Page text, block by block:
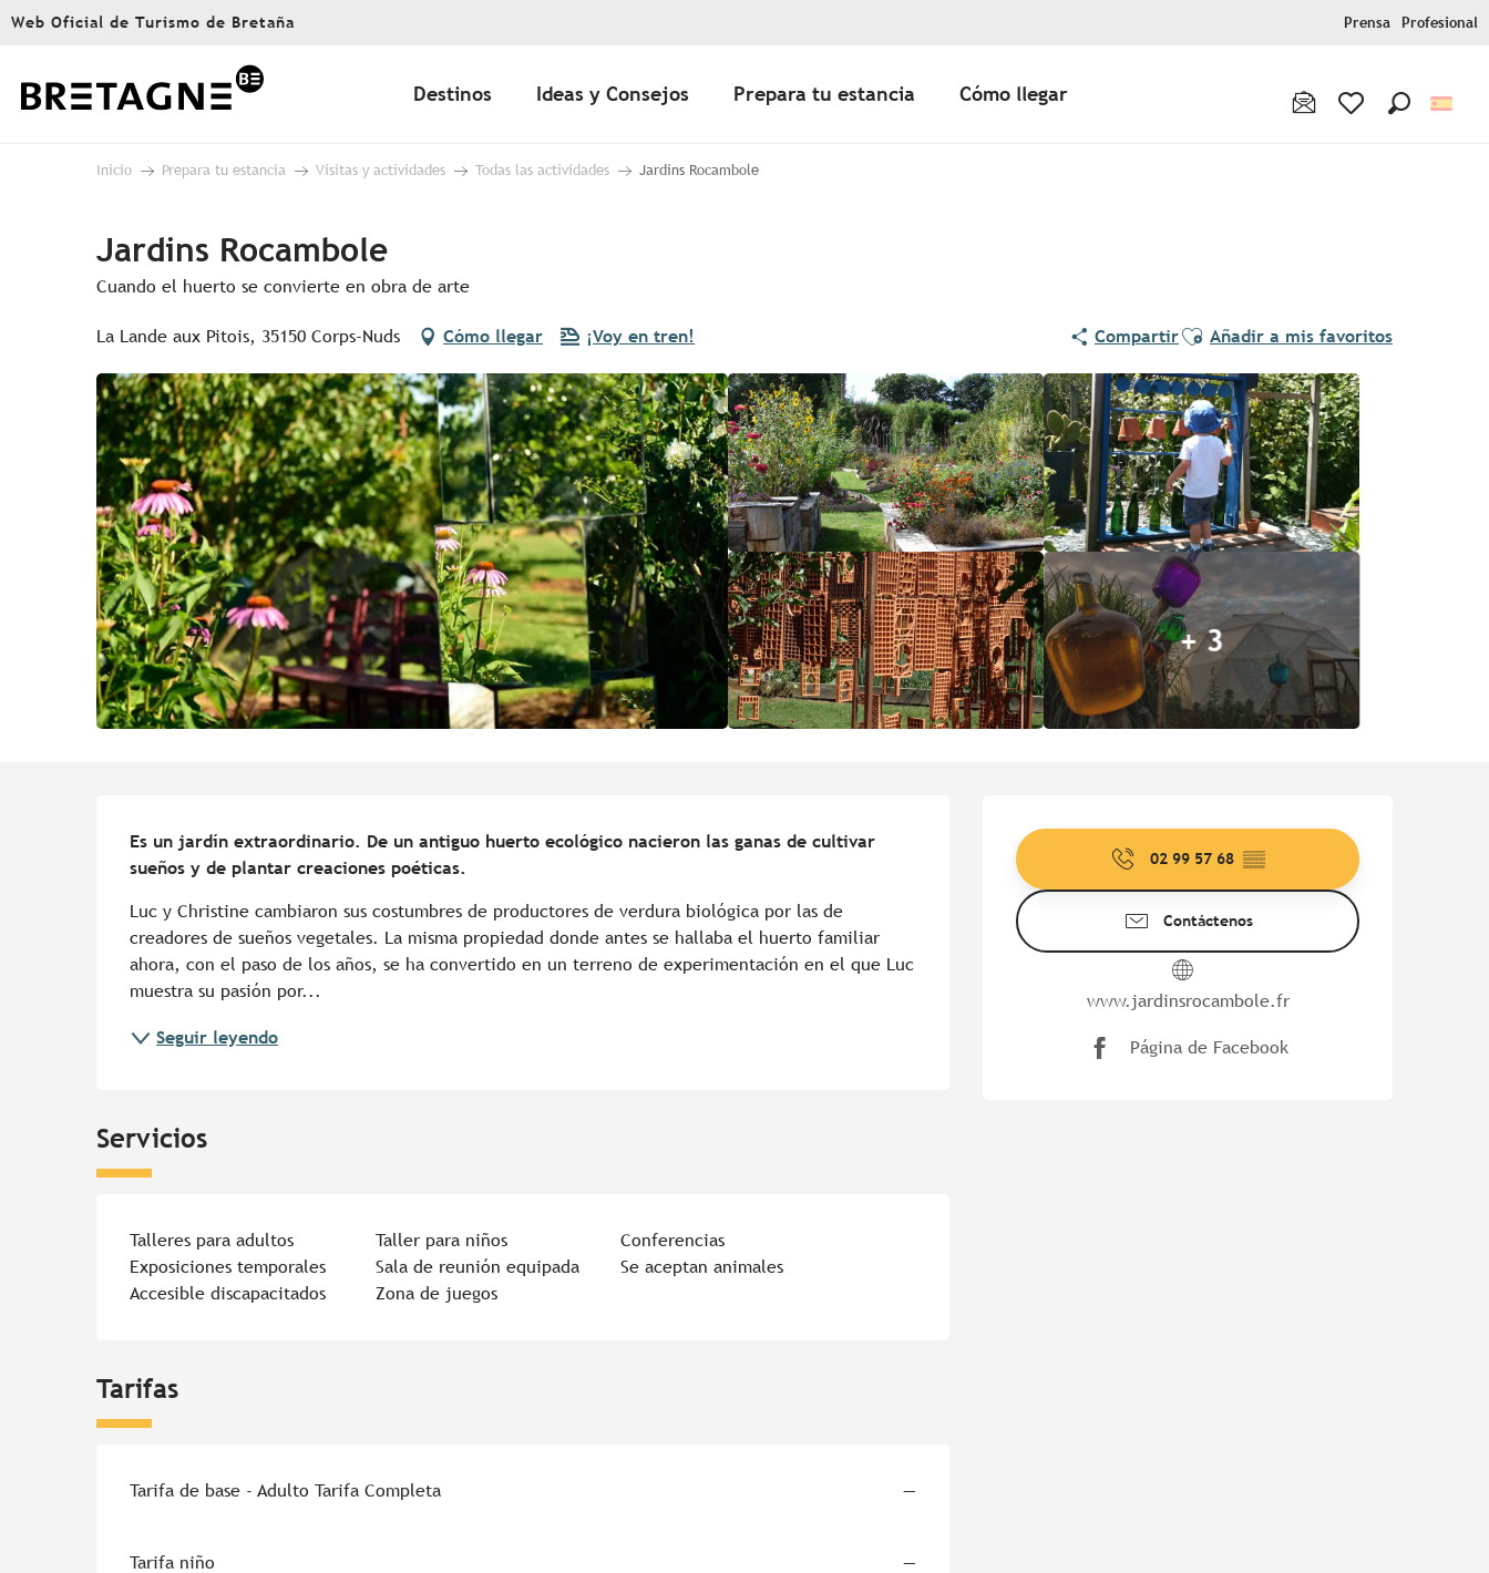
Aller
principal
Web Oficial de Turismo de Bretaña Prensa Profesional
Destinos Ideas y Consejos Prepara tu estancia Cómo llegar
Inicio Prepara tu estancia Visitas y actividades Todas las actividades Jardins Rocambole
Jardins Rocambole
Cuando el huerto se convierte en obra de arte
La Lande aux Pitois, 35150 Corps-Nuds Cómo llegar ¡Voy en tren! CompartirAjouter aux favoris
Añadir a mis favoritos
+ 3
Horarios y datos de
02 99 57 68 ▒▒
Contáctenos
www.jardinsrocambole.fr
Página de Facebook
Es un jardín extraordinario. De un antiguo huerto ecológico nacieron las ganas de cultivar
sueños y de plantar creaciones poéticas.
Luc y Christine cambiaron sus costumbres de productores de verdura biológica por las de
creadores de sueños vegetales. La misma propiedad donde antes se hallaba el huerto familiar
ahora, con el paso de los años, se ha convertido en un terreno de experimentación en el que Luc
muestra su pasión por...
Seguir leyendo
Servicios
Talleres para adultos Taller para niños
Conferencias
Exposiciones temporales
Sala de reunión equipada
Se aceptan animales
Accesible discapacitados
Zona de juegos
Tarifas
Tarifas 2026
Tarifa de base - Adulto Tarifa Completa —
Tarifa niño —